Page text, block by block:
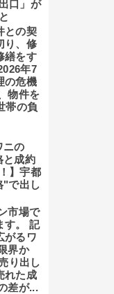
口」が
との契
り、修
繕をす
年7
の危機
物件を
帯の負
ニの
と成約
】宇都
"で出し
市場で
す。 記
がるワ
界か
り出し
れた成
差が...